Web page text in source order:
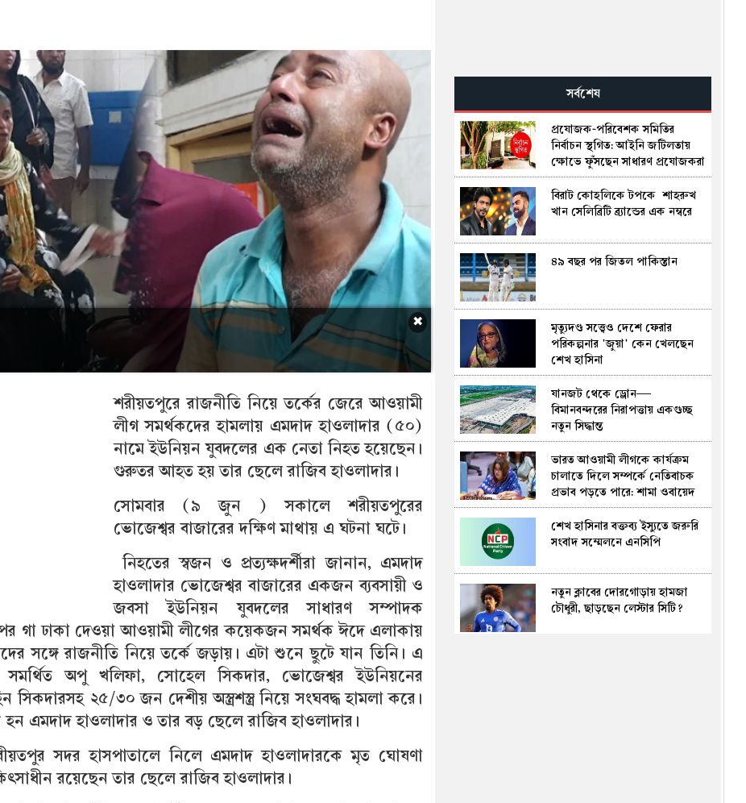
✖
শরীয়তপুরে রাজনীতি নিয়ে তর্কের জেরে আওয়ামী
লীগ সমর্থকদের হামলায় এমদাদ হাওলাদার (৫০)
নামে ইউনিয়ন যুবদলের এক নেতা নিহত হয়েছেন।
গুরুতর আহত হয় তার ছেলে রাজিব হাওলাদার।
সোমবার (৯ জুন ) সকালে শরীয়তপুরের
ভোজেশ্বর বাজারের দক্ষিণ মাথায় এ ঘটনা ঘটে।
নিহতের স্বজন ও প্রত্যক্ষদর্শীরা জানান, এমদাদ
হাওলাদার ভোজেশ্বর বাজারের একজন ব্যবসায়ী ও
জবসা ইউনিয়ন যুবদলের সাধারণ সম্পাদক
গা ঢাকা দেওয়া আওয়ামী লীগের কয়েকজন সমর্থক ঈদে এলাকায়
সঙ্গে রাজনীতি নিয়ে তর্কে জড়ায়। এটা শুনে ছুটে যান তিনি। এ
অপু খলিফা, সোহেল সিকদার, ভোজেশ্বর ইউনিয়নের
সিকদারসহ ২৫/৩০ জন দেশীয় অস্ত্রশস্ত্র নিয়ে সংঘবদ্ধ হামলা করে।
হন এমদাদ হাওলাদার ও তার বড় ছেলে রাজিব হাওলাদার।
সদর হাসপাতালে নিলে এমদাদ হাওলাদারকে মৃত ঘোষণা
রয়েছেন তার ছেলে রাজিব হাওলাদার।
সর্বশেষ
প্রযোজক-পরিবেশক সমিতির
নির্বাচন স্থগিত: আইনি জটিলতায়
ক্ষোভে ফুঁসছেন সাধারণ প্রযোজকরা
বিরাট কোহলিকে টপকে শাহরুখ
খান সেলিব্রিটি ব্র্যান্ডের এক নম্ব‌রে
৪৯ বছর পর জিতল পাকিস্তান
মৃত্যুদণ্ড সত্ত্বেও দেশে ফেরার
পরিকল্পনার 'জুয়া' কেন খেলছেন
শেখ হাসিনা
যানজট থেকে ড্রোন—
বিমানবন্দরের নিরাপত্তায় একগুচ্ছ
নতুন সিদ্ধান্ত
ভারত আওয়ামী লীগকে কার্যক্রম
চালাতে দিলে সম্পর্কে নেতিবাচক
প্রভাব পড়তে পারে: শামা ওবায়েদ
শেখ হাসিনার বক্তব্য ইস্যুতে জরুরি
সংবাদ সম্মেলনে এনসিপি
নতুন ক্লাবের দোরগোড়ায় হামজা
চৌধুরী, ছাড়ছেন লেস্টার সিটি?